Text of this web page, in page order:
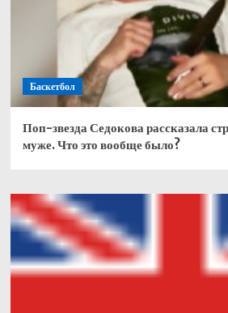
Баскетбол
Поп-звезда Седокова рассказала
муже. Что это вообще было?